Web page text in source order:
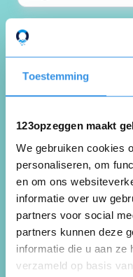
Toestemming
123opzeggen maakt
We gebruiken cookies
personaliseren, om
en om ons
informatie over uw
partners voor social
partners kunnen deze
informatie die u aan ze
verzameld op basis
Deventer
24 april 2026
Vreau sa opresc
0
Nuttig
(0 like) Deel
Janki
Riel
24 april 2026